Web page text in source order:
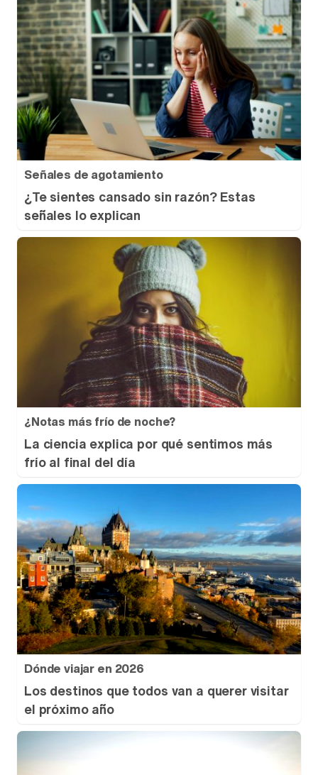
Señales de agotamiento
¿Te sientes cansado sin razón? Estas
señales lo explican
¿Notas más frío de noche?
La ciencia explica por qué sentimos más
frío al final del día
Dónde viajar en 2026
Los destinos que todos van a querer visitar
el próximo año